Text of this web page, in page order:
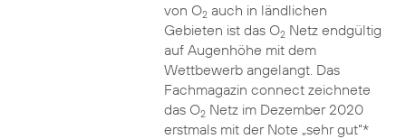
von O2auch in ländlichen
Gebieten ist das O2Netz endgültig
auf Augenhöhe mit dem
Wettbewerb angelangt. Das
Fachmagazin connect zeichnete
das O2Netz im Dezember 2020
erstmals mit der Note „sehr gut“*